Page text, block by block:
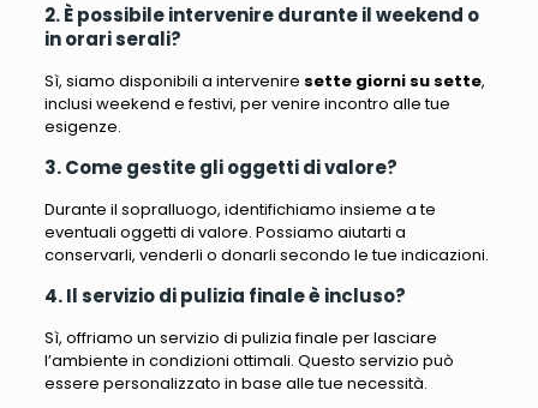
2. È possibile intervenire durante il weekend o
in orari serali?
Sì, siamo disponibili a intervenire sette giorni su sette,
inclusi weekend e festivi, per venire incontro alle tue
esigenze.
3. Come gestite gli oggetti di valore?
Durante il sopralluogo, identifichiamo insieme a te
eventuali oggetti di valore. Possiamo aiutarti a
conservarli, venderli o donarli secondo le tue indicazioni.
4. Il servizio di pulizia finale è incluso?
Sì, offriamo un servizio di pulizia finale per lasciare
l’ambiente in condizioni ottimali. Questo servizio può
essere personalizzato in base alle tue necessità.